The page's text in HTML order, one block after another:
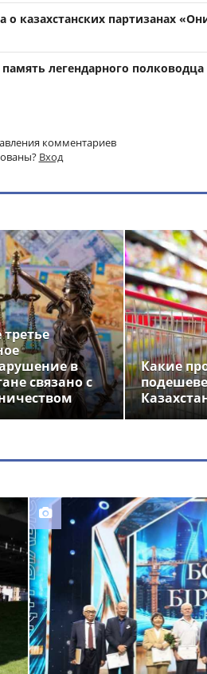
казахстанских партизанах
легендарного полководца
комментариев
Вход
в
связано с
Какие